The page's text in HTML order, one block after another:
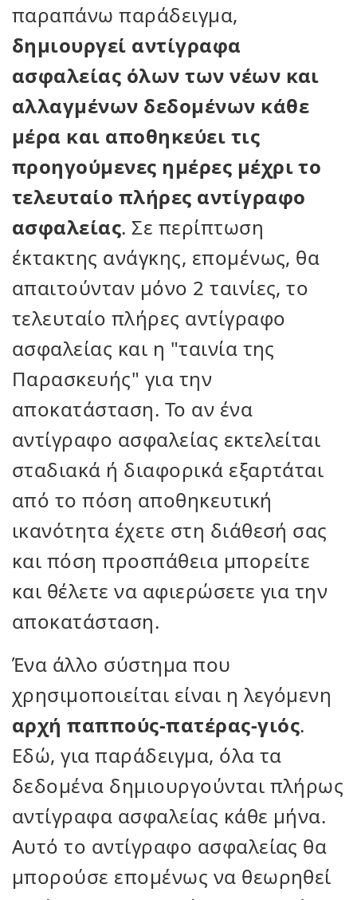
παραπάνω παράδειγμα,
δημιουργεί αντίγραφα
ασφαλείας όλων των νέων και
αλλαγμένων δεδομένων κάθε
μέρα και αποθηκεύει τις
προηγούμενες ημέρες μέχρι το
τελευταίο πλήρες αντίγραφο
ασφαλείας. Σε περίπτωση
έκτακτης ανάγκης, επομένως, θα
απαιτούνταν μόνο 2 ταινίες, το
τελευταίο πλήρες αντίγραφο
ασφαλείας και η "ταινία της
Παρασκευής" για την
αποκατάσταση. Το αν ένα
αντίγραφο ασφαλείας εκτελείται
σταδιακά ή διαφορικά εξαρτάται
από το πόση αποθηκευτική
ικανότητα έχετε στη διάθεσή σας
και πόση προσπάθεια μπορείτε
και θέλετε να αφιερώσετε για την
αποκατάσταση.
Ένα άλλο σύστημα που
χρησιμοποιείται είναι η λεγόμενη
αρχή παππούς-πατέρας-γιός.
Εδώ, για παράδειγμα, όλα τα
δεδομένα δημιουργούνται πλήρως
αντίγραφα ασφαλείας κάθε μήνα.
Αυτό το αντίγραφο ασφαλείας θα
μπορούσε επομένως να θεωρηθεί